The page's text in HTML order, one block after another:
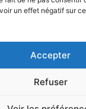
un effet négatif sur
Accepter
Refuser
À PROPOS
SUIVEZ NOUS